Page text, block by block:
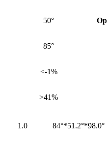
50°
85°
<-1%
>41%
1.0 84°*51.2°*98.0°